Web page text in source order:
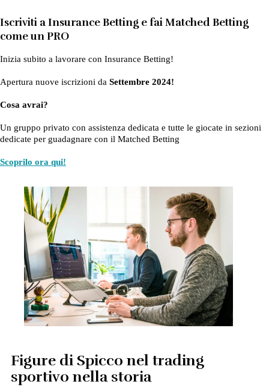
Iscriviti a Insurance Betting e fai Matched Betting
come un PRO
Inizia subito a lavorare con Insurance Betting!
Apertura nuove iscrizioni da Settembre 2024!
Cosa avrai?
Un gruppo privato con assistenza dedicata e tutte le giocate in sezioni
dedicate per guadagnare con il Matched Betting
Scoprilo ora qui!
Figure di Spicco nel trading
sportivo nella storia